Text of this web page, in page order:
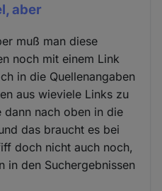
aber
muß man diese
noch mit einem Link
in die Quellenangaben
aus wieviele Links zu
dann nach oben in die
das braucht es bei
doch nicht auch noch,
in den Suchergebnissen